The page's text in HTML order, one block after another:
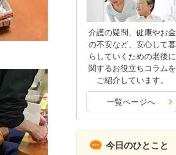
介護の疑問、健康やお金
の不安など、安心して暮
らしていくための老後に
関するお役立ちコラムを
ご紹介しています。
一覧ページへ
今日のひとこと